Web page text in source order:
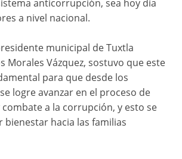
anticorrupción, sea hoy día
a nivel nacional.
municipal de Tuxtla
Morales Vázquez, sostuvo que este
para que desde los
logre avanzar en el proceso de
a la corrupción, y esto se
bienestar hacia las familias